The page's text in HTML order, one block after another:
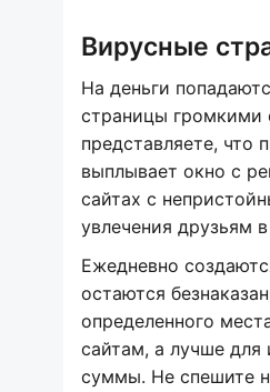
Вирусные
На деньги
страницы громкими
представляете, что
выплывает окно с
сайтах с
увлечения друзьям
Ежедневно
остаются
определенного
сайтам, а лучше для
суммы. Не спешите